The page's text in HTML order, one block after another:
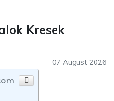
Kresek
07 August 2026